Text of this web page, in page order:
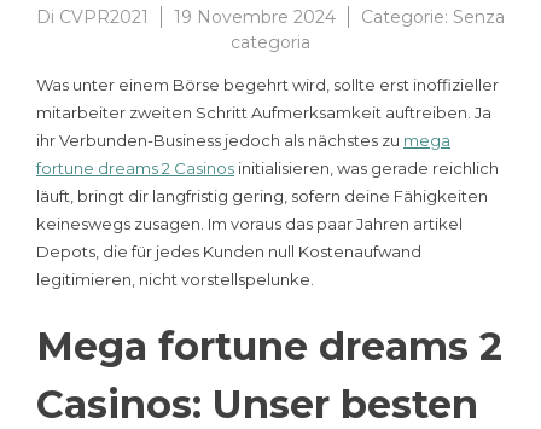
Di CVPR2021 19 Novembre 2024 Categorie: Senza
categoria
Was unter einem Börse begehrt wird, sollte erst inoffizieller
mitarbeiter zweiten Schritt Aufmerksamkeit auftreiben. Ja
ihr Verbunden-Business jedoch als nächstes zu mega
fortune dreams 2 Casinos initialisieren, was gerade reichlich
läuft, bringt dir langfristig gering, sofern deine Fähigkeiten
keineswegs zusagen. Im voraus das paar Jahren artikel
Depots, die für jedes Kunden null Kostenaufwand
legitimieren, nicht vorstell­spelunke.
Mega fortune dreams 2
Casinos: Unser besten